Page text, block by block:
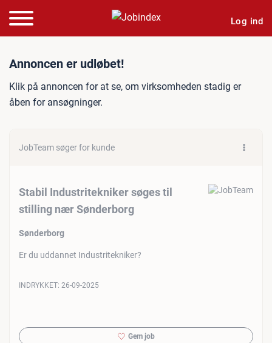
Log ind
Jobannonce: Stabil
Annoncen er udløbet!
Klik på annoncen for at se, om virksomheden stadig er
åben for ansøgninger.
JobTeam søger for kunde
Stabil Industritekniker søges til
stilling nær Sønderborg
Sønderborg
Er du uddannet Industritekniker?
INDRYKKET: 26-09-2025
Gem job